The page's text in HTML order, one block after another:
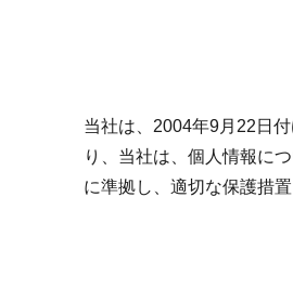
当社は、2004年9月22日
り、当社は、個人情報に
に準拠し、適切な保護措